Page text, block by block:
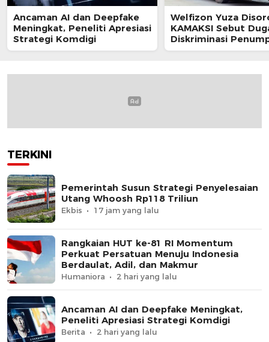
Ancaman AI dan Deepfake
Meningkat, Peneliti Apresiasi
Strategi Komdigi
Welfizon Yuza
KAMAKSI Sebut
Diskriminasi
TransJakarta
TERKINI
Pemerintah Susun Strategi Penyelesaian
Utang Whoosh Rp118 Triliun
Ekbis 17 jam yang lalu
Rangkaian HUT ke-81 RI Momentum
Perkuat Persatuan Menuju Indonesia
Berdaulat, Adil, dan Makmur
Humaniora 2 hari yang lalu
Ancaman AI dan Deepfake Meningkat,
Peneliti Apresiasi Strategi Komdigi
Berita 2 hari yang lalu